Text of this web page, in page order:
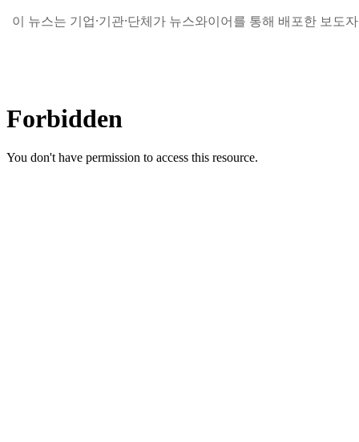
이 뉴스는 기업·기관·단체가 뉴스와이어를 통해 배포한 보도